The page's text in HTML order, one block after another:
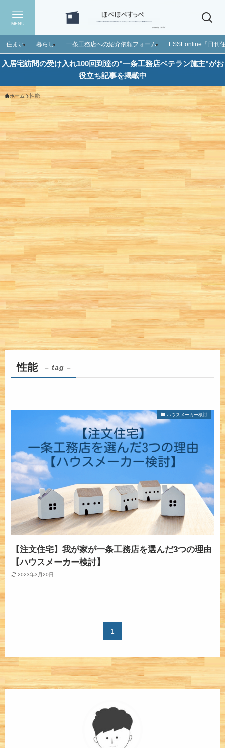
MENU
住まい 暮らし 一条工務店への紹介依頼フォーム ESSEonline『日刊
入居宅訪問の受け入れ100回到達の"一条工務店ベテラン施主"がお
役立ち記事を掲載中
ホーム 性能
性能 – tag –
ハウスメーカー検討
【注文住宅】我が家が一条工務店を選んだ3つの理由
【ハウスメーカー検討】
2023年3月20日
1